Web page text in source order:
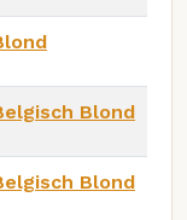
Blond
Blond